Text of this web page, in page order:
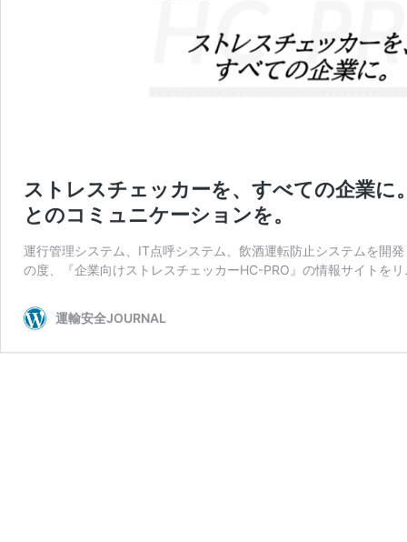
ストレスチェッカーを、すべての企業
とのコミュニケーションを。
運行管理システム、IT点呼システム、飲酒運転防止システムを開
の度、『企業向けストレスチェッカーHC-PRO』の情報サイトを
運輸安全JOURNAL